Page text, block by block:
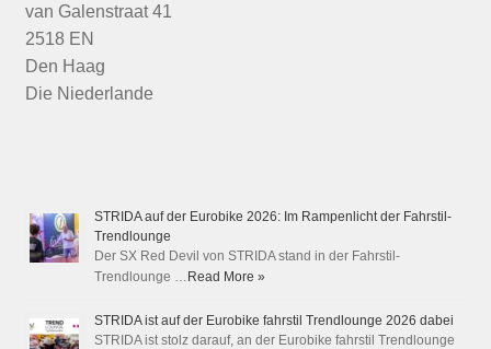
van Galenstraat 41
2518 EN
Den Haag
Die Niederlande
STRIDA auf der Eurobike 2026: Im Rampenlicht der Fahrstil-
Trendlounge
Der SX Red Devil von STRIDA stand in der Fahrstil-
Trendlounge … Read More »
STRIDA ist auf der Eurobike fahrstil Trendlounge 2026 dabei
STRIDA ist stolz darauf, an der Eurobike fahrstil Trendlounge